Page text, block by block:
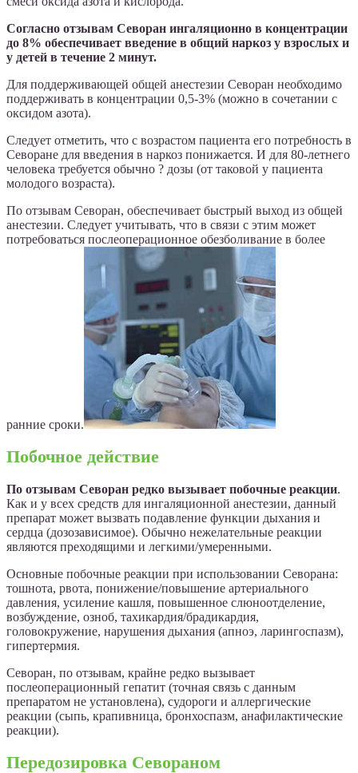
Согласно отзывам Севоран ингаляционно в концентрации
до 8% обеспечивает введение в общий наркоз у взрослых и
у детей в течение 2 минут.
Для поддерживающей общей анестезии Севоран необходимо
поддерживать в концентрации 0,5-3% (можно в сочетании с
оксидом азота).
Следует отметить, что с возрастом пациента его потребность в
Севоране для введения в наркоз понижается. И для 80-летнего
человека требуется обычно ? дозы (от таковой у пациента
молодого возраста).
По отзывам Севоран, обеспечивает быстрый выход из общей
анестезии. Следует учитывать, что в связи с этим может
потребоваться послеоперационное обезболивание в более
ранние сроки.
Побочное действие
По отзывам Севоран редко вызывает побочные реакции.
Как и у всех средств для ингаляционной анестезии, данный
препарат может вызвать подавление функции дыхания и
сердца (дозозависимое). Обычно нежелательные реакции
являются преходящими и легкими/умеренными.
Основные побочные реакции при использовании Севорана:
тошнота, рвота, понижение/повышение артериального
давления, усиление кашля, повышенное слюноотделение,
возбуждение, озноб, тахикардия/брадикардия,
головокружение, нарушения дыхания (апноэ, ларингоспазм),
гипертермия.
Севоран, по отзывам, крайне редко вызывает
послеоперационный гепатит (точная связь с данным
препаратом не установлена), судороги и аллергические
реакции (сыпь, крапивница, бронхоспазм, анафилактические
реакции).
Передозировка Севораном